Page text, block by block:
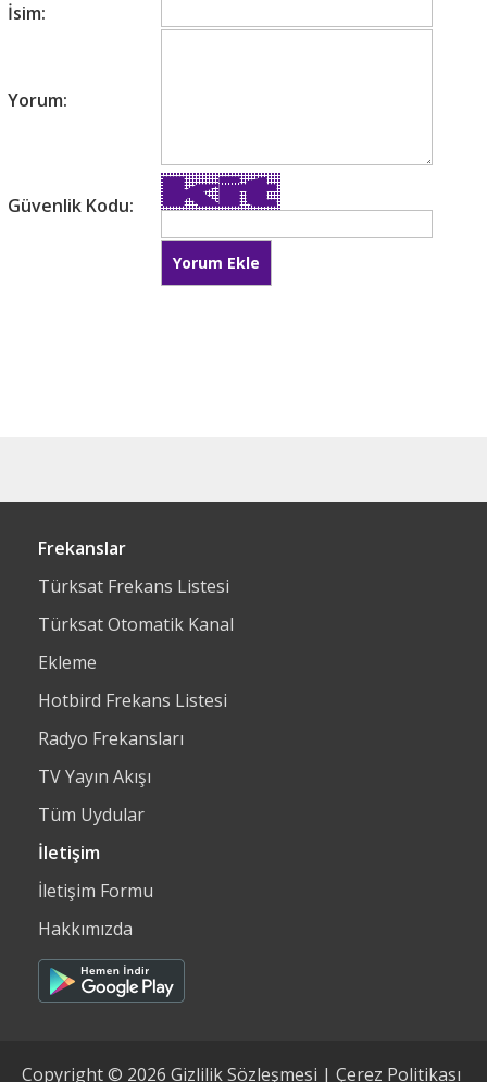
İsim:
Yorum:
Güvenlik Kodu:
Frekanslar
Türksat Frekans Listesi
Türksat Otomatik Kanal
Ekleme
Hotbird Frekans Listesi
Radyo Frekansları
TV Yayın Akışı
Tüm Uydular
İletişim
İletişim Formu
Hakkımızda
Copyright © 2026 Gizlilik Sözleşmesi | Çerez Politikası